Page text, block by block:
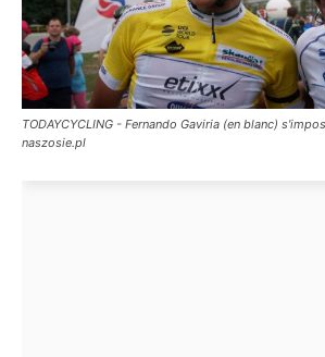
TODAYCYCLING - Fernando Gaviria (en blanc)
naszosie.pl